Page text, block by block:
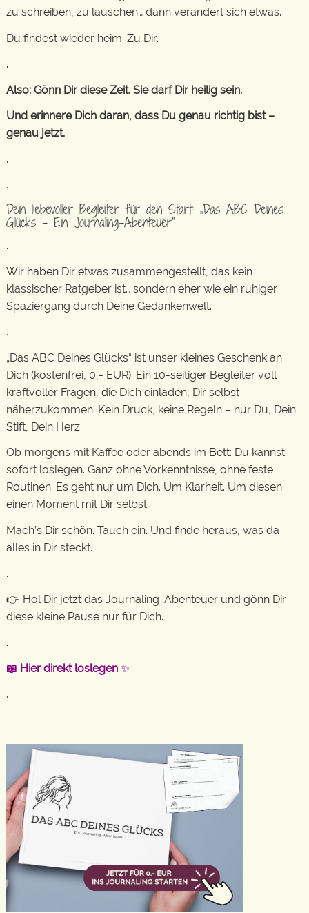
zu schreiben, zu lauschen… dann verändert sich etwas.
Du findest wieder heim. Zu Dir.
.
Also: Gönn Dir diese Zeit. Sie darf Dir heilig sein.
Und erinnere Dich daran, dass Du genau richtig bist –
genau jetzt.
.
.
Dein liebevoller Begleiter für den Start: „Das ABC Deines
Glücks – Ein Journaling-Abenteuer“
.
Wir haben Dir etwas zusammengestellt, das kein
klassischer Ratgeber ist… sondern eher wie ein ruhiger
Spaziergang durch Deine Gedankenwelt.
.
„Das ABC Deines Glücks“ ist unser kleines Geschenk an
Dich (kostenfrei, 0,- EUR). Ein 10-seitiger Begleiter voll
kraftvoller Fragen, die Dich einladen, Dir selbst
näherzukommen. Kein Druck, keine Regeln – nur Du, Dein
Stift, Dein Herz.
Ob morgens mit Kaffee oder abends im Bett: Du kannst
sofort loslegen. Ganz ohne Vorkenntnisse, ohne feste
Routinen. Es geht nur um Dich. Um Klarheit. Um diesen
einen Moment mit Dir selbst.
Mach’s Dir schön. Tauch ein. Und finde heraus, was da
alles in Dir steckt.
.
👉 Hol Dir jetzt das Journaling-Abenteuer und gönn Dir
diese kleine Pause nur für Dich.
.
📖 Hier direkt loslegen ✨
.